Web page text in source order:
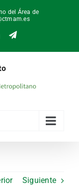
del Área de
Telegram
Siguiente